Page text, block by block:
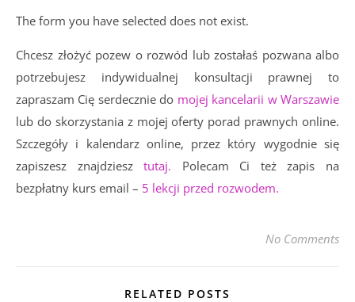
The form you have selected does not exist.
Chcesz złożyć pozew o rozwód lub zostałaś pozwana albo
potrzebujesz indywidualnej konsultacji prawnej to
zapraszam Cię serdecznie do mojej kancelarii w Warszawie
lub do skorzystania z mojej oferty porad prawnych online.
Szczegóły i kalendarz online, przez który wygodnie się
zapiszesz znajdziesztutaj. Polecam Ci też zapis na
bezpłatny kurs email – 5 lekcji przed rozwodem.
No Comments
RELATED POSTS